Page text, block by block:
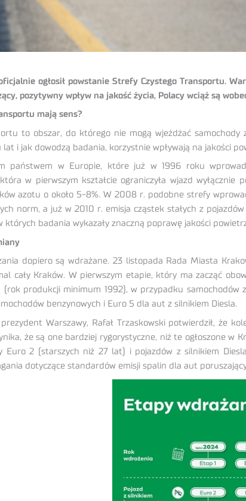
ogłosił powstanie Strefy Czystego Transportu.
pozytywny wpływ na jakość życia, Polacy wciąż są
mają sens?
to obszar, do którego nie mogą wjeżdżać samochody
lat i jak dowodzą badania, korzystnie wpływają na jakości
państwem w Europie, które już w 1996 roku
w pierwszym kształcie ograniczyła wjazd wyłącznie
azotu o około 5-8%. W 2008 r. podobne strefy
norm, a już w 2010 r. emisja cząstek stałych z
których badania wykazały znaczną poprawę jakości
dopiero są wdrażane. 23 listopada Rada Miasta
cały Kraków. W pierwszym etapie, który ma zacząć
(rok produkcji minimum 1992), w przypadku
benzynowych i Euro 5 dla aut z silnikiem Diesla.
Warszawy, Rafał Trzaskowski potwierdził, że
że są one bardziej rygorystyczne, niż te ogłoszone w
Euro 2 (starszych niż 27 lat) i pojazdów z silnikiem
dotyczące standardów emisji spalin dla aut